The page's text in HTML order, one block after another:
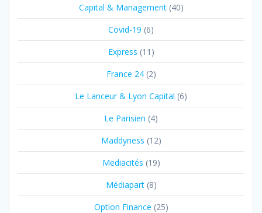
Capital & Management(40)
Covid-19 (6)
Express (11)
France 24(2)
Le Lanceur & Lyon Capital (6)
Le Parisien (4)
Maddyness (12)
Mediacités (19)
Médiapart(8)
Option Finance (25)